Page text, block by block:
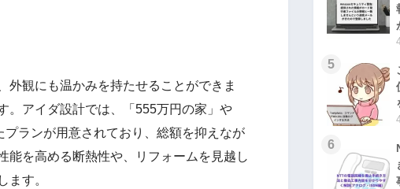
観にも温かみを持たせることができま
。アイダ設計では、「555万円の家」や
プランが用意されており、総額を抑えなが
能を高める断熱性や、リフォームを見越し
ます。
5
6